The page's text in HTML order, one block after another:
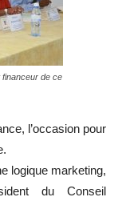
financeur de ce
l’occasion pour
logique marketing,
du Conseil